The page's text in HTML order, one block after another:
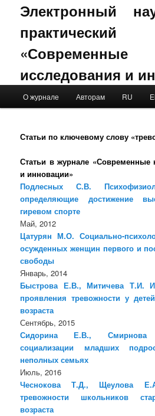
Электронный
исследования и
Skip to primary content
Skip to secondary content
О журнале Авторам RU
Статьи по ключевому слову
Статьи в журнале «Современные
и инновации»
Подлесных С.В.
определяющие достижение
гиревом спорте
Май, 2012
Цатурян М.О. Социально-
осужденных женщин первого и
свободы
Январь, 2014
Быстрова Е.В., Митичева Т.И.
проявления тревожности у
возраста
Сентябрь, 2015
Сидорина Е.В., Смирнова
социализации младших
неполных семьях
Июль, 2016
Чеснокова Т.Д., Щеулова
тревожности школьников
возраста